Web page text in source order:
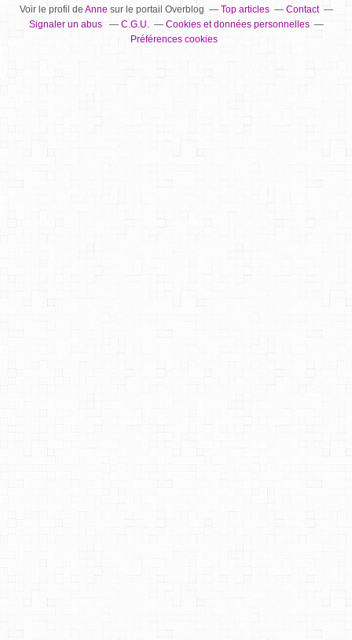
Voir le profil de Annesur le portail Overblog Top articles
Contact
Signaler un abus
C.G.U.
Cookies et données personnelles
Préférences cookies